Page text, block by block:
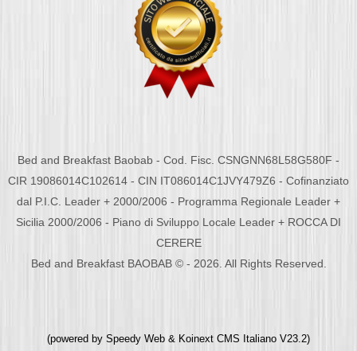
Bed and Breakfast Baobab - Cod. Fisc. CSNGNN68L58G580F -
CIR 19086014C102614 - CIN IT086014C1JVY479Z6 - Cofinanziato
dal P.I.C. Leader + 2000/2006 - Programma Regionale Leader +
Sicilia 2000/2006 - Piano di Sviluppo Locale Leader + ROCCA DI
CERERE
Bed and Breakfast BAOBAB © - 2026. All Rights Reserved.
(powered by Speedy Web & Koinext CMS Italiano V23.2)